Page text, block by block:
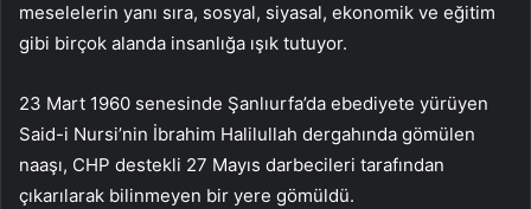
meselelerin yanı sıra, sosyal, siyasal, ekonomik ve eğitim
gibi birçok alanda insanlığa ışık tutuyor.
23 Mart 1960 senesinde Şanlıurfa’da ebediyete yürüyen
Said-i Nursi’nin İbrahim Halilullah dergahında gömülen
naaşı, CHP destekli 27 Mayıs darbecileri tarafından
çıkarılarak bilinmeyen bir yere gömüldü.